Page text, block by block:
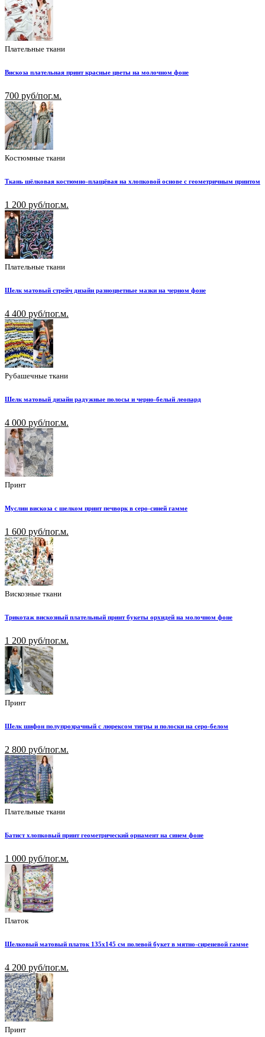
Плательные ткани
Вискоза плательная принт красные цветы на молочном фоне
700 руб/пог.м.
Костюмные ткани
Ткань шёлковая костюмно-плащёвая на хлопковой основе с геометричным принтом
1 200 руб/пог.м.
Плательные ткани
Шелк матовый стрейч дизайн разноцветные мазки на черном фоне
4 400 руб/пог.м.
Рубашечные ткани
Шелк матовый дизайн радужные полосы и черно-белый леопард
4 000 руб/пог.м.
Принт
Муслин вискоза с шелком принт печворк в серо-синей гамме
1 600 руб/пог.м.
Вискозные ткани
Трикотаж вискозный плательный принт букеты орхидей на молочном фоне
1 200 руб/пог.м.
Принт
Шелк шифон полупрозрачный с люрексом тигры и полоски на серо-белом
2 800 руб/пог.м.
Плательные ткани
Батист хлопковый принт геометрический орнамент на синем фоне
1 000 руб/пог.м.
Платок
Шелковый матовый платок 135х145 см полевой букет в мятно-сиреневой гамме
4 200 руб/пог.м.
Принт